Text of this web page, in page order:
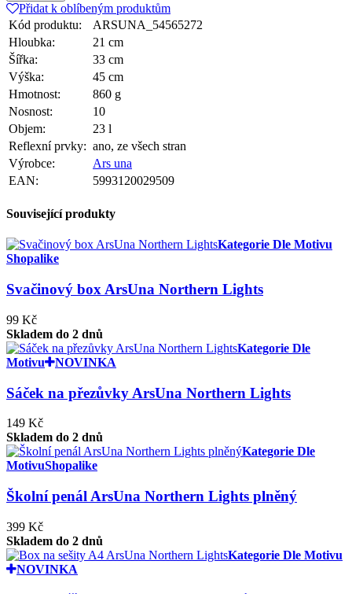
Přidat k oblíbeným produktům
Kód produktu:
ARSUNA_54565272
Hloubka:
21 cm
Šířka:
33 cm
Výška:
45 cm
Hmotnost:
860 g
Nosnost:
10
Objem:
23 l
Reflexní prvky: ano, ze všech stran
Výrobce:
Ars una
EAN:
5993120029509
Související produkty
Kategorie Dle Motivu
Shopalike
Svačinový box ArsUna Northern Lights
99 Kč
Skladem do 2 dnů
Kategorie Dle
Motivu
NOVINKA
Sáček na přezůvky ArsUna Northern Lights
149 Kč
Skladem do 2 dnů
Kategorie Dle
MotivuShopalike
Školní penál ArsUna Northern Lights plněný
399 Kč
Skladem do 2 dnů
Kategorie Dle Motivu
NOVINKA